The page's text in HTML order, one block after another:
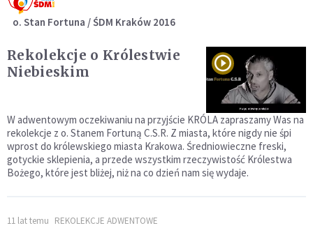
o. Stan Fortuna / ŚDM Kraków 2016
Rekolekcje o Królestwie
Niebieskim
W adwentowym oczekiwaniu na przyjście KRÓLA zapraszamy Was na
rekolekcje z o. Stanem Fortuną C.S.R. Z miasta, które nigdy nie śpi
wprost do królewskiego miasta Krakowa. Średniowieczne freski,
gotyckie sklepienia, a przede wszystkim rzeczywistość Królestwa
Bożego, które jest bliżej, niż na co dzień nam się wydaje.
11 lat temu REKOLEKCJE ADWENTOWE